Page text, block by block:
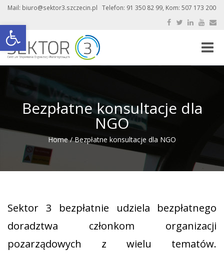
Otwórz pasek narzędzi
Mail: biuro@sektor3.szczecin.pl Telefon: 91 350 82 99, Kom: 507 173 200
Toggle
Bezpłatne konsultacje dla
NGO
Home / Bezpłatne konsultacje dla NGO
Sektor 3 bezpłatnie udziela bezpłatnego
doradztwa członkom organizacji
pozarządowych z wielu tematów.